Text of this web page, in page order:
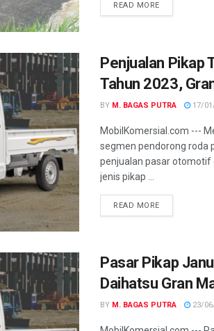
READ MORE
Penjualan Pikap
Tahun 2023,
BY M. BAGAS PUTRA 17/
MobilKomersial.com ---
segmen pendorong roda
penjualan pasar otomotif
jenis pikap ...
READ MORE
Pasar Pikap
Daihatsu Gran
BY M. BAGAS PUTRA 23/